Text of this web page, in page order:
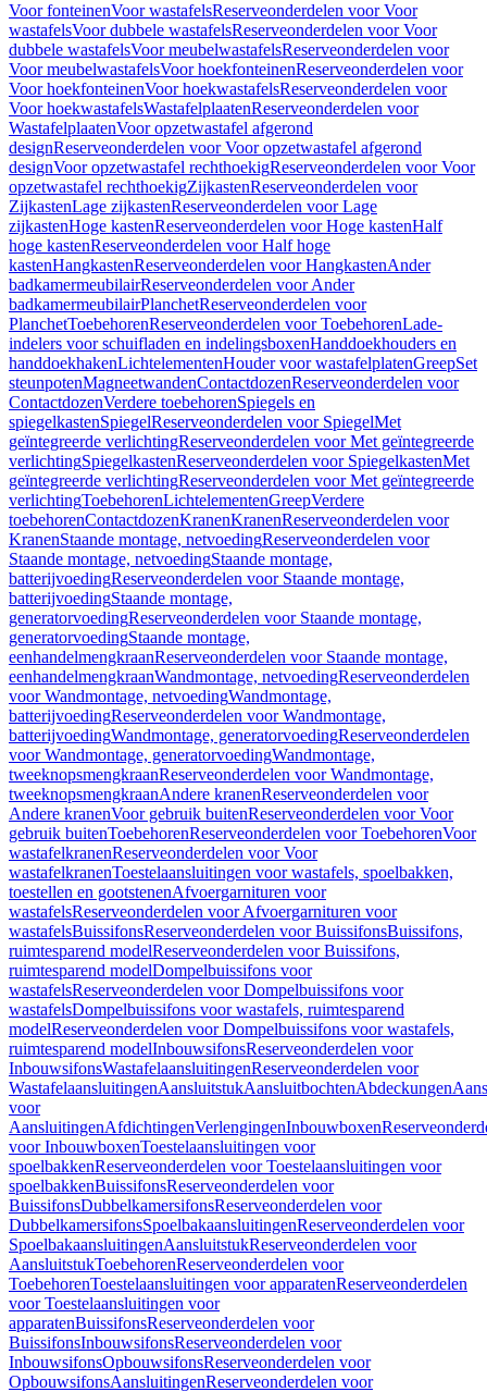
Voor fonteinenVoor wastafelsReserveonderdelen voor Voor
wastafelsVoor dubbele wastafelsReserveonderdelen voor Voor
dubbele wastafelsVoor meubelwastafelsReserveonderdelen voor
Voor meubelwastafelsVoor hoekfonteinenReserveonderdelen voor
Voor hoekfonteinenVoor hoekwastafelsReserveonderdelen voor
Voor hoekwastafelsWastafelplaatenReserveonderdelen voor
WastafelplaatenVoor opzetwastafel afgerond
designReserveonderdelen voor Voor opzetwastafel afgerond
designVoor opzetwastafel rechthoekigReserveonderdelen voor Voor
opzetwastafel rechthoekigZijkastenReserveonderdelen voor
ZijkastenLage zijkastenReserveonderdelen voor Lage
zijkastenHoge kastenReserveonderdelen voor Hoge kastenHalf
hoge kastenReserveonderdelen voor Half hoge
kastenHangkastenReserveonderdelen voor HangkastenAnder
badkamermeubilairReserveonderdelen voor Ander
badkamermeubilairPlanchetReserveonderdelen voor
PlanchetToebehorenReserveonderdelen voor ToebehorenLade-
indelers voor schuifladen en indelingsboxenHanddoekhouders en
handdoekhakenLichtelementenHouder voor wastafelplatenGreepSet
steunpotenMagneetwandenContactdozenReserveonderdelen voor
ContactdozenVerdere toebehorenSpiegels en
spiegelkastenSpiegelReserveonderdelen voor SpiegelMet
geïntegreerde verlichtingReserveonderdelen voor Met geïntegreerde
verlichtingSpiegelkastenReserveonderdelen voor SpiegelkastenMet
geïntegreerde verlichtingReserveonderdelen voor Met geïntegreerde
verlichtingToebehorenLichtelementenGreepVerdere
toebehorenContactdozenKranenKranenReserveonderdelen voor
KranenStaande montage, netvoedingReserveonderdelen voor
Staande montage, netvoedingStaande montage,
batterijvoedingReserveonderdelen voor Staande montage,
batterijvoedingStaande montage,
generatorvoedingReserveonderdelen voor Staande montage,
generatorvoedingStaande montage,
eenhandelmengkraanReserveonderdelen voor Staande montage,
eenhandelmengkraanWandmontage, netvoedingReserveonderdelen
voor Wandmontage, netvoedingWandmontage,
batterijvoedingReserveonderdelen voor Wandmontage,
batterijvoedingWandmontage, generatorvoedingReserveonderdelen
voor Wandmontage, generatorvoedingWandmontage,
tweeknopsmengkraanReserveonderdelen voor Wandmontage,
tweeknopsmengkraanAndere kranenReserveonderdelen voor
Andere kranenVoor gebruik buitenReserveonderdelen voor Voor
gebruik buitenToebehorenReserveonderdelen voor ToebehorenVoor
wastafelkranenReserveonderdelen voor Voor
wastafelkranenToestelaansluitingen voor wastafels, spoelbakken,
toestellen en gootstenenAfvoergarnituren voor
wastafelsReserveonderdelen voor Afvoergarnituren voor
wastafelsBuissifonsReserveonderdelen voor BuissifonsBuissifons,
ruimtesparend modelReserveonderdelen voor Buissifons,
ruimtesparend modelDompelbuissifons voor
wastafelsReserveonderdelen voor Dompelbuissifons voor
wastafelsDompelbuissifons voor wastafels, ruimtesparend
modelReserveonderdelen voor Dompelbuissifons voor wastafels,
ruimtesparend modelInbouwsifonsReserveonderdelen voor
InbouwsifonsWastafelaansluitingenReserveonderdelen voor
WastafelaansluitingenAansluitstukAansluitbochtenAbdeckungen
voor
AansluitingenAfdichtingenVerlengingenInbouwboxen
voor InbouwboxenToestelaansluitingen voor
spoelbakkenReserveonderdelen voor Toestelaansluitingen voor
spoelbakkenBuissifonsReserveonderdelen voor
BuissifonsDubbelkamersifonsReserveonderdelen voor
DubbelkamersifonsSpoelbakaansluitingenReserveonderdelen voor
SpoelbakaansluitingenAansluitstukReserveonderdelen voor
AansluitstukToebehorenReserveonderdelen voor
ToebehorenToestelaansluitingen voor apparatenReserveonderdelen
voor Toestelaansluitingen voor
apparatenBuissifonsReserveonderdelen voor
BuissifonsInbouwsifonsReserveonderdelen voor
InbouwsifonsOpbouwsifonsReserveonderdelen voor
OpbouwsifonsAansluitingenReserveonderdelen voor